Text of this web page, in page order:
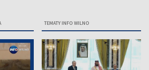
TEMATY INFO WILNO